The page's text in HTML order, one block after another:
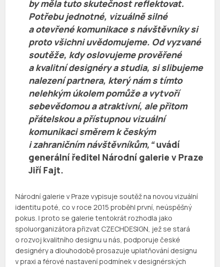
by měla tuto skutečnost reflektovat.
Potřebu jednotné, vizuálně silné
a otevřené komunikace s návštěvníky si
proto všichni uvědomujeme. Od vyzvané
soutěže, kdy oslovujeme prověřené
a kvalitní designéry a studia, si slibujeme
nalezení partnera, který nám s tímto
nelehkým úkolem pomůže a vytvoří
sebevědomou a atraktivní, ale přitom
přátelskou a přístupnou vizuální
komunikaci směrem k českým
i zahraničním návštěvníkům,“uvádí
generální ředitel Národní galerie v Praze
Jiří Fajt.
Národní galerie v Praze vypisuje soutěž na novou vizuální
identitu poté, co v roce 2015 proběhl první, neúspěšný
pokus. I proto se galerie tentokrát rozhodla jako
spoluorganizátora přizvat CZECHDESIGN, jež se stará
o rozvoj kvalitního designu u nás, podporuje české
designéry a dlouhodobě prosazuje uplatňování designu
v praxi a férové nastavení podmínek v designérských